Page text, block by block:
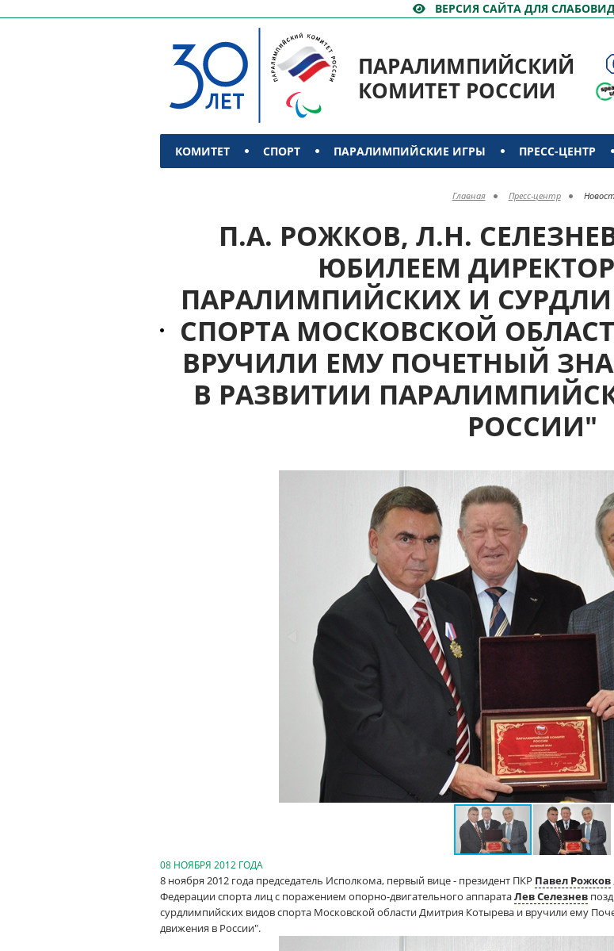
ВЕРСИЯ САЙТА ДЛЯ
ПАРАЛИМПИЙСКИЙ
КОМИТЕТ РОССИИ
КОМИТЕТ СПОРТ ПАРАЛИМПИЙСКИЕ ИГРЫ ПРЕСС-ЦЕНТР
Главная Пресс-центр
П.А. РОЖКОВ, Л.Н.
ЮБИЛЕЕМ
ПАРАЛИМПИЙСКИХ И
СПОРТА МОСКОВСКОЙ
ВРУЧИЛИ ЕМУ ПОЧЕТНЫЙ
В РАЗВИТИИ
РОССИИ"
08 НОЯБРЯ 2012 ГОДА
8 ноября 2012 года председатель Исполкома, первый вице - президент ПКР Павел Рожков
Федерации спорта лиц с поражением опорно-двигательного аппаратаЛев Селезнев
сурдлимпийских видов спорта Московской области Дмитрия Котырева и вручили ему
движения в России".